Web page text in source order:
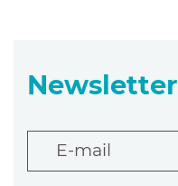
Newsletter
E-mail